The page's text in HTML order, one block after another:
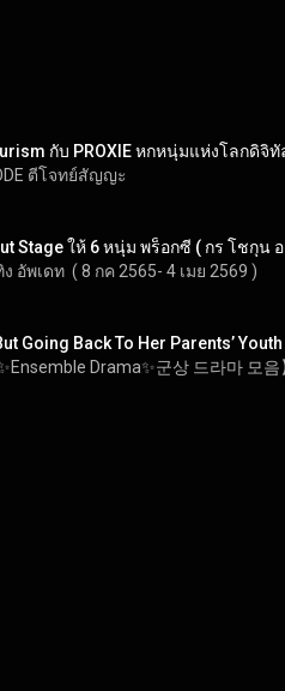
กับ PROXIE หกหนุ่มแห่งโลกดิจิทั
ตีโจทย์สัญญะ
Stage ให้ 6 หนุ่ม พร็อกซี ( กร โชกุน
อัพเดท  ( 8 กค 2565- 4 เมย 2569 )
Going Back To Her Parents’
Drama✨군상 드라마 모음